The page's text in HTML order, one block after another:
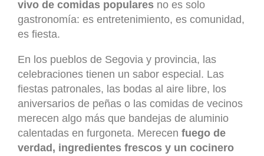
vivo de comidas populares no es solo
gastronomía: es entretenimiento, es comunidad,
es fiesta.
En los pueblos de Segovia y provincia, las
celebraciones tienen un sabor especial. Las
fiestas patronales, las bodas al aire libre, los
aniversarios de peñas o las comidas de vecinos
merecen algo más que bandejas de aluminio
calentadas en furgoneta. Merecen fuego de
verdad, ingredientes frescos y un cocinero